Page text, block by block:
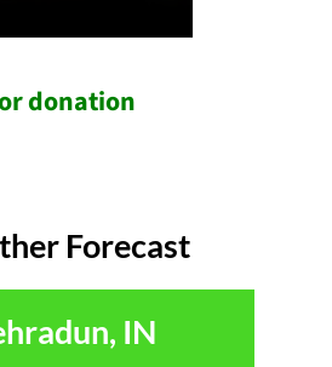
donation
Forecast
IN